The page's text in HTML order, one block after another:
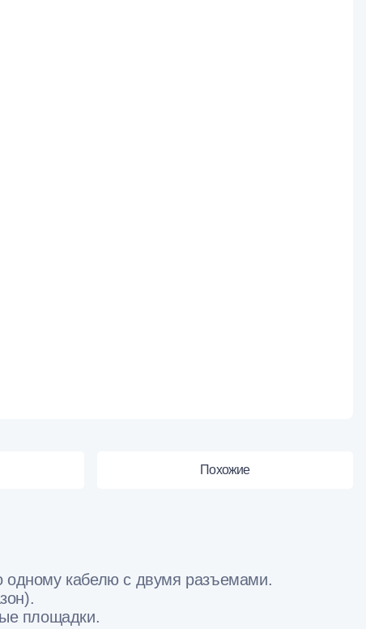
Похожие
одному кабелю с двумя разъемами.
площадки.